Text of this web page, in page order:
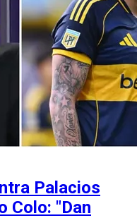
Palacios
Colo: "Dan